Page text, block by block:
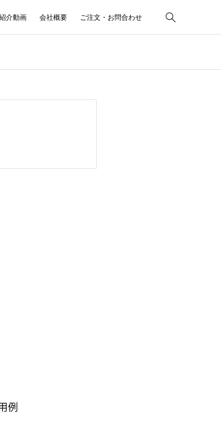
介動画 会社概要 ご注文・お問合わせ 